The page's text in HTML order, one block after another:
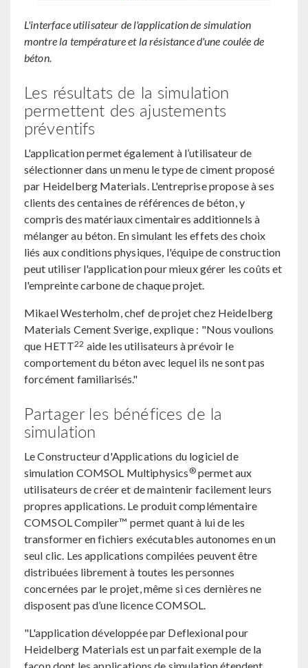
L'interface utilisateur de l'application de simulation
montre la température et la résistance d'une coulée de
béton.
Les résultats de la simulation
permettent des ajustements
préventifs
L'application permet également à l’utilisateur de
sélectionner dans un menu le type de ciment proposé
par Heidelberg Materials. L'entreprise propose à ses
clients des centaines de références de béton, y
compris des matériaux cimentaires additionnels à
mélanger au béton. En simulant les effets des choix
liés aux conditions physiques, l'équipe de construction
peut utiliser l'application pour mieux gérer les coûts et
l'empreinte carbone de chaque projet.
Mikael Westerholm, chef de projet chez Heidelberg
Materials Cement Sverige, explique : "Nous voulions
que HETT22 aide les utilisateurs à prévoir le
comportement du béton avec lequel ils ne sont pas
forcément familiarisés."
Partager les bénéfices de la
simulation
Le Constructeur d'Applications du logiciel de
simulation COMSOL Multiphysics ®permet aux
utilisateurs de créer et de maintenir facilement leurs
propres applications. Le produit complémentaire
COMSOL Compiler™ permet quant à lui de les
transformer en fichiers exécutables autonomes en un
seul clic. Les applications compilées peuvent être
distribuées librement à toutes les personnes
concernées par le projet, même si ces dernières ne
disposent pas d’une licence COMSOL.
"L'application développée par Deflexional pour
Heidelberg Materials est un parfait exemple de la
façon dont les applications de simulation étendent